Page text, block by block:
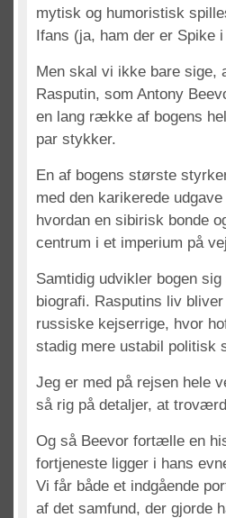
mytisk og humoristisk
Ifans (ja, ham der er Spike i
Men skal vi ikke bare sige,
Rasputin, som Antony
en lang række af bogens
par stykker.
En af bogens største
med den karikerede
hvordan en sibirisk bonde
centrum i et imperium på
Samtidig udvikler bogen
biografi. Rasputins liv
russiske kejserrige, hvor
stadig mere ustabil politisk
Jeg er med på rejsen hele
så rig på detaljer, at
Og så Beevor fortælle en
fortjeneste ligger i hans
Vi får både et indgående
af det samfund, der gjorde